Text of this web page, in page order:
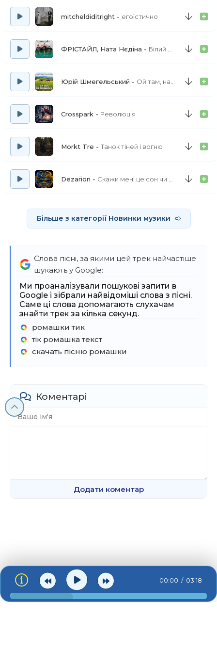
Що ж ви, ромашки,
Що наробили?
Білі ромашки, романець,
Хочуть дівчата під вінець!
Ой, ви, ромашки,
Жовті та білі.
Що наробили?
Вже й пелюстки скінчаються,
А бажання не збуваються.
Вже й пелюстки скінчаються,
mitcheldiditright егоїстично
ФРІСТАЙЛ, Ната Нєдіна Білий букет троянд
Юрій Шмегельський Ой там, на тім вигоні
Crosspark Революція
Morkt Tre Танок тіней і вогню
Dezarion Скажи мені це сон чи ні (а краса твоя) повна версія
Більше з категорії Новинки музики
Слова пісні, за якими цей трек найчастіше
шукають у Google:
Ми проаналізували пошукові запити в
Google і зібрали найвідоміші слова з пісні.
Саме ці слова допомагають слухачам
знайти трек за кілька секунд.
ромашки тик
тік ромашка текст
скачать пісню ромашки
Коментарі
Додати коментар
00:00 03:18